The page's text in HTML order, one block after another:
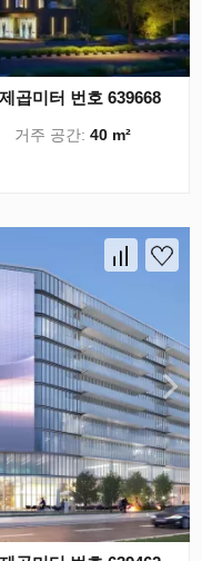
곱미터 번호 639668
거주 공간:40 m²